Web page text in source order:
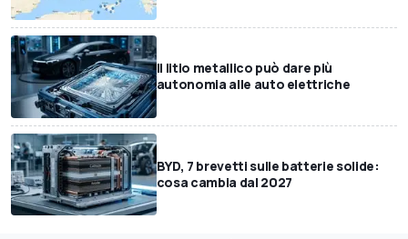
Il litio metallico può dare più
autonomia alle auto elettriche
BYD, 7 brevetti sulle batterie solide:
cosa cambia dal 2027